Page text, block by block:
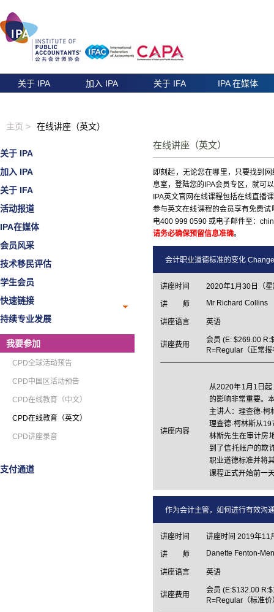
关于 IPA 加入 IPA 关于 IFA IPA 在媒体
主页 > 在线讲座（英文）
关于 IPA
加入 IPA
关于 IFA
活动报道
IPA在媒体
会员风采
技术移民评估
学生会员
快速链接
持续专业发展
我要参加
CPD全球活动预告
CPD中国区活动预告
CPD在线教育（中文）
CPD在线教育（英文）
CPD讲座录音
支付通道
在线讲座（英文）
即刻起，无论您在哪里，只要找到
息室，登陆您的IPA会员专区，就可
IPA英文官网在线课程包括在线直播
参与英文在线课程的会员享有免费
电400 999 0590 或电子邮件至：
请务必确保预留信息准确。
会计职业道德标准的变化
讲座时间 2020年1月30日（
讲 师 Mr Richard Collins
讲座语言 英语
讲座费用
会员 (E: $269.00
R=Regular（正常报
讲座内容
从2020年1月1日
的影响非常重要。
主讲人：理查德·柯
理查德·柯林斯从
林斯先生在审计房
到了信托账户的欺
职业道德标准并将
课程正式开始前一
作为会计主管，如何进行有效沟
讲座时间 讲座时间 2019年11
讲 师 Danette Fenton-
讲座语言 英语
讲座费用
会员 (E:$132.00
R=Regular（标准价